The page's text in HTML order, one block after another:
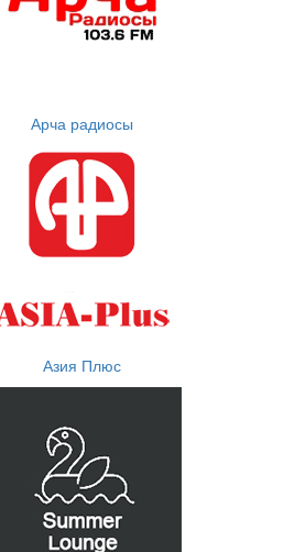
Арча радиосы
Азия Плюс